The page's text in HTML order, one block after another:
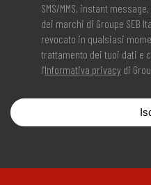
SMS/MMS, instant
dei marchi di Groupe SEB
revocato in qualsiasi
trattamento dei tuoi dati e
l’Informativa privacy di